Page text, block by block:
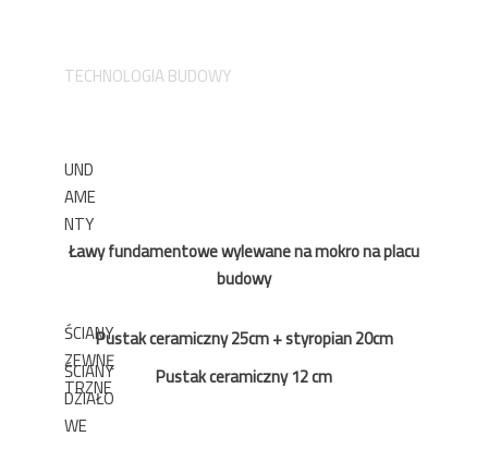
TECHNOLOGIA BUDOWY
UND
AME
NTY
Ławy fundamentowe wylewane na mokro na placu
budowy
ŚCIANY
ZEWNĘ
TRZNE
Pustak ceramiczny 25cm + styropian 20cm
ŚCIANY
DZIAŁO
WE
Pustak ceramiczny 12 cm